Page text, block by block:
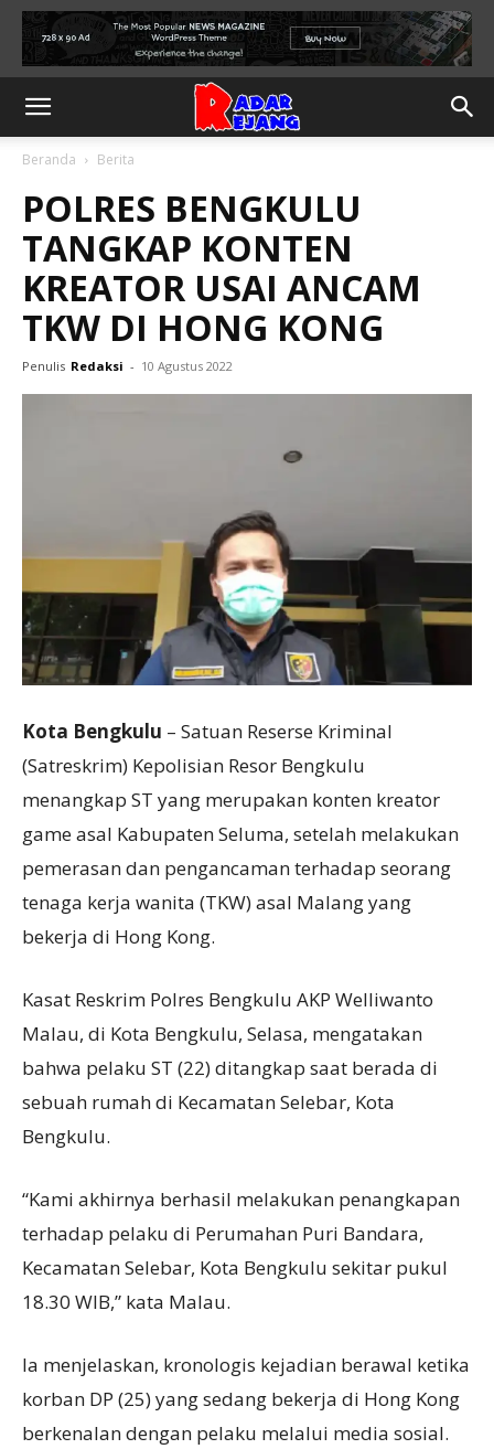
Beranda Berita
POLRES BENGKULU
TANGKAP KONTEN
KREATOR USAI ANCAM
TKW DI HONG KONG
Penulis Redaksi - 10 Agustus 2022
Kota Bengkulu – Satuan Reserse Kriminal
(Satreskrim) Kepolisian Resor Bengkulu
menangkap ST yang merupakan konten kreator
game asal Kabupaten Seluma, setelah melakukan
pemerasan dan pengancaman terhadap seorang
tenaga kerja wanita (TKW) asal Malang yang
bekerja di Hong Kong.
Kasat Reskrim Polres Bengkulu AKP Welliwanto
Malau, di Kota Bengkulu, Selasa, mengatakan
bahwa pelaku ST (22) ditangkap saat berada di
sebuah rumah di Kecamatan Selebar, Kota
Bengkulu.
“Kami akhirnya berhasil melakukan penangkapan
terhadap pelaku di Perumahan Puri Bandara,
Kecamatan Selebar, Kota Bengkulu sekitar pukul
18.30 WIB,” kata Malau.
Ia menjelaskan, kronologis kejadian berawal ketika
korban DP (25) yang sedang bekerja di Hong Kong
berkenalan dengan pelaku melalui media sosial.